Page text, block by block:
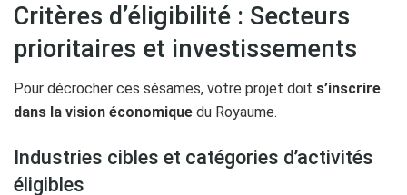
Critères d’éligibilité : Secteurs
prioritaires et investissements
Pour décrocher ces sésames, votre projet doit s’inscrire
dans la vision économique du Royaume.
Industries cibles et catégories d’activités
éligibles